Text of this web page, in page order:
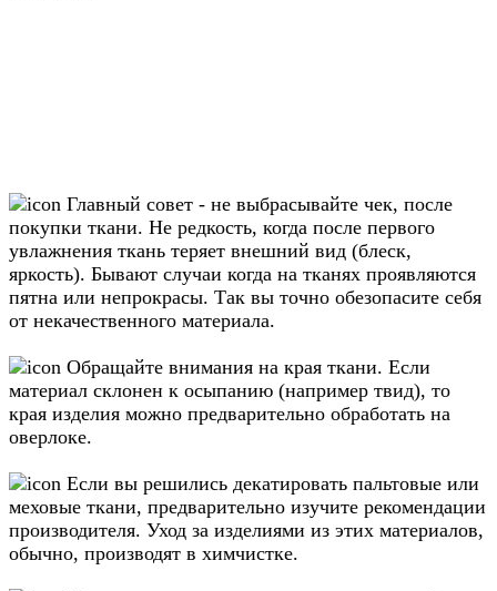
Главный совет - не выбрасывайте чек, после
покупки ткани. Не редкость, когда после первого
увлажнения ткань теряет внешний вид (блеск,
яркость). Бывают случаи когда на тканях проявляются
пятна или непрокрасы. Так вы точно обезопасите себя
от некачественного материала.
Обращайте внимания на края ткани. Если
материал склонен к осыпанию (например твид), то
края изделия можно предварительно обработать на
оверлоке.
Если вы решились декатировать пальтовые или
меховые ткани, предварительно изучите рекомендации
производителя. Уход за изделиями из этих материалов,
обычно, производят в химчистке.